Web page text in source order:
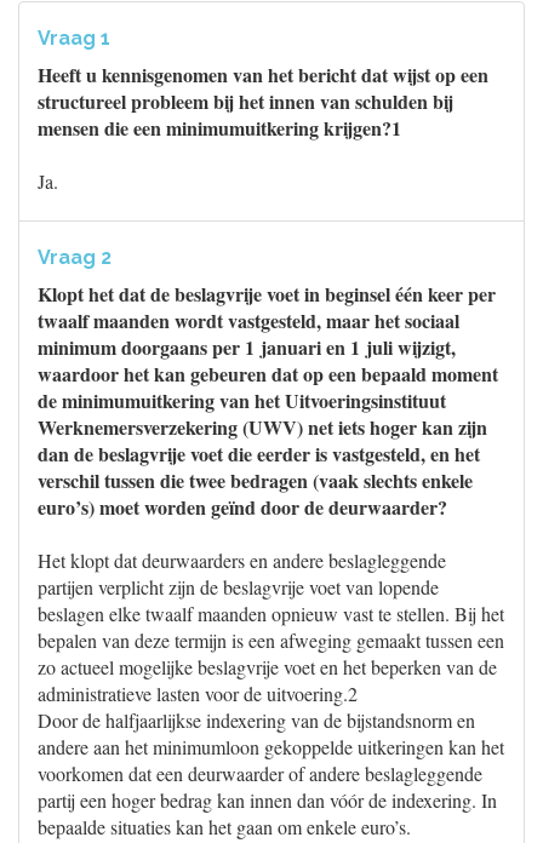
Vraag 1
Heeft u kennisgenomen van het bericht dat wijst op een
structureel probleem bij het innen van schulden bij
mensen die een minimumuitkering krijgen?1
Ja.
Vraag 2
Klopt het dat de beslagvrije voet in beginsel één keer per
twaalf maanden wordt vastgesteld, maar het sociaal
minimum doorgaans per 1 januari en 1 juli wijzigt,
waardoor het kan gebeuren dat op een bepaald moment
de minimumuitkering van het Uitvoeringsinstituut
Werknemersverzekering (UWV) net iets hoger kan zijn
dan de beslagvrije voet die eerder is vastgesteld, en het
verschil tussen die twee bedragen (vaak slechts enkele
euro’s) moet worden geïnd door de deurwaarder?
Het klopt dat deurwaarders en andere beslagleggende
partijen verplicht zijn de beslagvrije voet van lopende
beslagen elke twaalf maanden opnieuw vast te stellen. Bij het
bepalen van deze termijn is een afweging gemaakt tussen een
zo actueel mogelijke beslagvrije voet en het beperken van de
administratieve lasten voor de uitvoering.2
Door de halfjaarlijkse indexering van de bijstandsnorm en
andere aan het minimumloon gekoppelde uitkeringen kan het
voorkomen dat een deurwaarder of andere beslagleggende
partij een hoger bedrag kan innen dan vóór de indexering. In
bepaalde situaties kan het gaan om enkele euro’s.